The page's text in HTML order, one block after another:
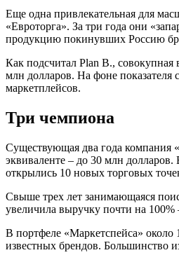
Еще одна привлекательная для
«Евроторга». За три года они
продукцию покинувших Россию
Как подсчитал Plan B.,
млн долларов. На фоне показателя
маркетплейсов.
Три чемпиона
Существующая два года компания
эквиваленте – до 30 млн
открылись 10 новых торговых
Свыше трех лет занимающаяся
увеличила выручку почти на
В портфеле «Маркетспейса»
известных брендов. Большинство